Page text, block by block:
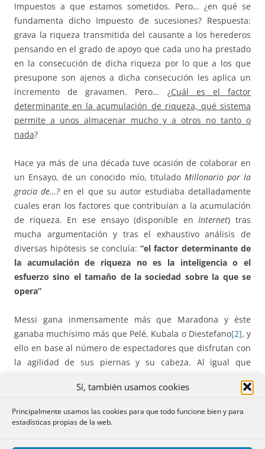
Sí, también usamos cookies
Principalmente usamos las cookies para que todo funcione bien y para
estadísticas propias de la web.
Impuestos a que estamos sometidos. Pero… ¿en qué se
fundamenta dicho Impuesto de sucesiones? Respuesta:
grava la riqueza transmitida del causante a los herederos
pensando en el grado de apoyo que cada uno ha prestado
en la consecución de dicha riqueza por lo que a los que
presupone son ajenos a dicha consecución les aplica un
incremento de gravamen. Pero… ¿Cuál es el factor
determinante en la acumulación de riqueza, qué sistema
permite a unos almacenar mucho y a otros no tanto o
nada?
Hace ya más de una década tuve ocasión de colaborar en
un Ensayo, de un conocido mío, titulado Millonario por la
gracia de…?en el que su autor estudiaba detalladamente
cuales eran los factores que contribuían a la acumulación
de riqueza. En ese ensayo (disponible enInternet) tras
mucha argumentación y tras el exhaustivo análisis de
diversas hipótesis se concluía:“el factor determinante de
la acumulación de riqueza no es la inteligencia o el
esfuerzo sino el tamaño de la sociedad sobre la que se
opera”
Messi gana inmensamente más que Maradona y éste
ganaba muchísimo más que Pelé, Kubala o Diestefano[2], y
ello en base al número de espectadores que disfrutan con
la agilidad de sus piernas y su cabeza. Al igual que
sastre que fuera tan trabajador e inteligente como él pero
operan sobre mercados diferentes. Ahora la sociedad es